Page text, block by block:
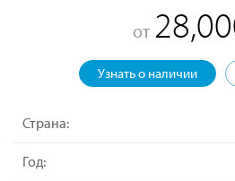
от
Узнать о наличии
Страна:
Год: